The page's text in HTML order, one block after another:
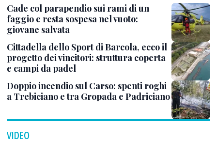
Cade col parapendio sui rami di un
faggio e resta sospesa nel vuoto:
giovane salvata
Cittadella dello Sport di Barcola, ecco il
progetto dei vincitori: struttura coperta
e campi da padel
Doppio incendio sul Carso: spenti roghi
a Trebiciano e tra Gropada e Padriciano
VIDEO